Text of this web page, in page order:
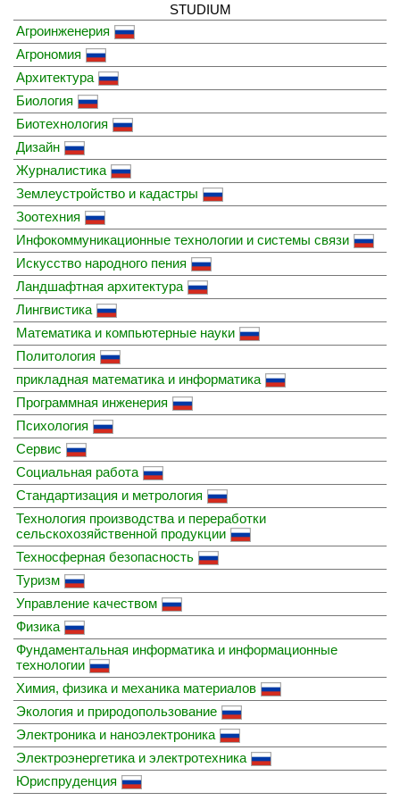
STUDIUM
Агроинженерия
Агрономия
Архитектура
Биология
Биотехнология
Дизайн
Журналистика
Землеустройство и кадастры
Зоотехния
Инфокоммуникационные технологии и системы связи
Искусство народного пения
Ландшафтная архитектура
Лингвистика
Математика и компьютерные науки
Политология
прикладная математика и информатика
Программная инженерия
Психология
Сервис
Социальная работа
Стандартизация и метрология
Технология производства и переработки
сельскохозяйственной продукции
Техносферная безопасность
Туризм
Управление качеством
Физика
Фундаментальная информатика и информационные
технологии
Химия, физика и механика материалов
Экология и природопользование
Электроника и наноэлектроника
Электроэнергетика и электротехника
Юриспруденция